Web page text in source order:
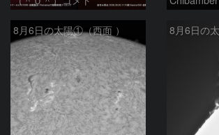
8月6日の太陽①（西面 ）